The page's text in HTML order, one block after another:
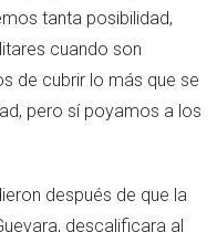
tanta posibilidad,
cuando son
de cubrir lo más que se
pero sí poyamos a los
después de que la
descalificara al